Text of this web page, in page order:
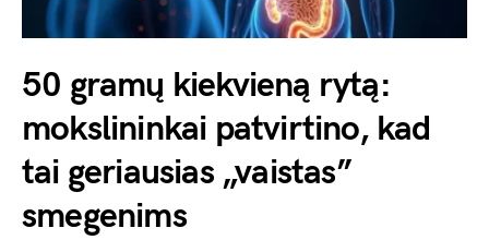
50 gramų kiekvieną rytą:
mokslininkai patvirtino, kad
tai geriausias „vaistas”
smegenims